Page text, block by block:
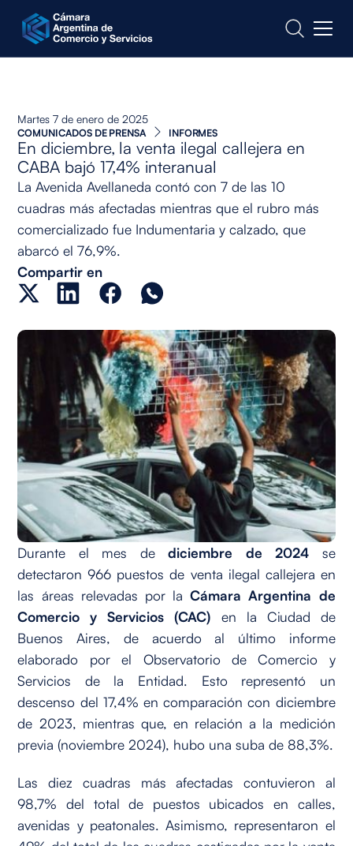
CONTACTO
Martes 7 de enero de 2025
COMUNICADOS DE PRENSA INFORMES
En diciembre, la venta ilegal callejera en
CABA bajó 17,4% interanual
La Avenida Avellaneda contó con 7 de las 10
cuadras más afectadas mientras que el rubro más
comercializado fue Indumentaria y calzado, que
abarcó el 76,9%.
Compartir en
Durante el mes dediciembre de 2024 se
detectaron 966 puestos de venta ilegal callejera en
las áreas relevadas por laCámara Argentina de
Comercio y Servicios (CAC) en la Ciudad de
Buenos Aires, de acuerdo al último informe
elaborado por el Observatorio de Comercio y
Servicios de la Entidad. Esto representó un
descenso del 17,4% en comparación con diciembre
de 2023, mientras que, en relación a la medición
previa (noviembre 2024), hubo una suba de 88,3%.
Las diez cuadras más afectadas contuvieron al
98,7% del total de puestos ubicados en calles,
avenidas y peatonales. Asimismo, representaron el